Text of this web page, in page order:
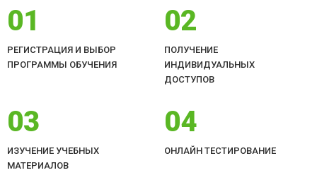
01
РЕГИСТРАЦИЯ И ВЫБОР
ПРОГРАММЫ ОБУЧЕНИЯ
02
ПОЛУЧЕНИЕ
ИНДИВИДУАЛЬНЫХ
ДОСТУПОВ
03
ИЗУЧЕНИЕ УЧЕБНЫХ
МАТЕРИАЛОВ
04
ОНЛАЙН ТЕСТИРОВАНИЕ